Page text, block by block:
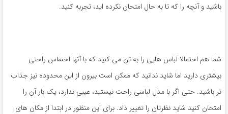
باشید و آنچه را که تا به حال امتحان نکرده اید، تجربه کنید.
شما هم احتمالا لباس هایی را به تن می کنید که با آنها احساس راحتی
بیشتری دارید اما شاید ندانید که ممکن است بیرون از این محدوده نیز جذاب
تر باشید. حتی اگر با مدل لباسی راحت نیستید، عیبی ندارد، یک بار آن را
امتحان کنید شاید نظرتان را تغییر داد. برای این منظور در ابتدا از مکان های